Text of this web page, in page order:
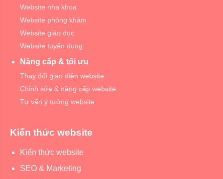
Website nha khoa
Website phòng khám
Website giáo dục
Website tuyển dụng
Nâng cấp & tối ưu
Thay đổi giao diện website
Chỉnh sửa & nâng cấp website
Tư vấn ý tưởng website
Kiến thức website
Kiến thức website
SEO & Marketing